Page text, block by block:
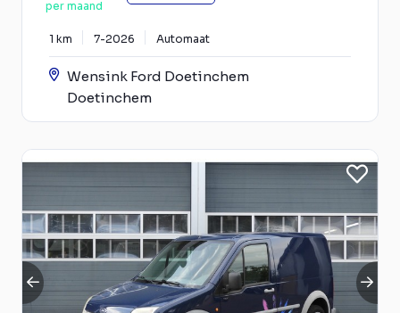
per maand
1 km 7-2026 Automaat
Wensink Ford Doetinchem
Doetinchem